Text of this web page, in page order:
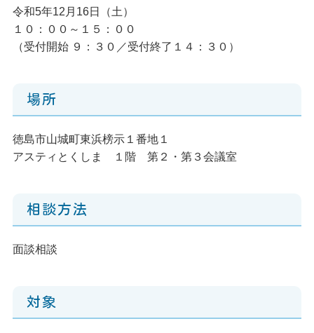
令和5年12月16日（土）
１０：００～１５：００
（受付開始 ９：３０／受付終了１４：３０）
場所
徳島市山城町東浜榜示１番地１
アスティとくしま １階 第２・第３会議室
相談方法
面談相談
対象